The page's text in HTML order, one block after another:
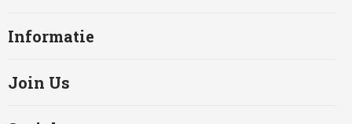
Informatie
Join Us